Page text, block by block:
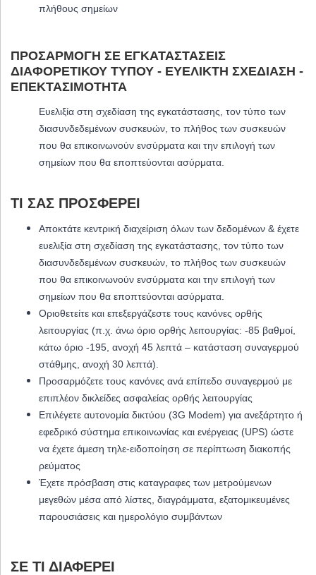
πλήθους σημείων
ΠΡΟΣΑΡΜΟΓΉ ΣΕ ΕΓΚΑΤΑΣΤΆΣΕΙΣ
ΔΙΑΦΟΡΕΤΙΚΟΎ ΤΎΠΟΥ - ΕΥΈΛΙΚΤΗ ΣΧΕΔΊΑΣΗ -
ΕΠΕΚΤΑΣΙΜΌΤΗΤΑ
Ευελιξία στη σχεδίαση της εγκατάστασης, τον τύπο των
διασυνδεδεμένων συσκευών, το πλήθος των συσκευών
που θα επικοινωνούν ενσύρματα και την επιλογή των
σημείων που θα εποπτεύονται ασύρματα.
ΤΙ ΣΑΣ ΠΡΟΣΦΈΡΕΙ
Αποκτάτε κεντρική διαχείριση όλων των δεδομένων & έχετε
ευελιξία στη σχεδίαση της εγκατάστασης, τον τύπο των
διασυνδεδεμένων συσκευών, το πλήθος των συσκευών
που θα επικοινωνούν ενσύρματα και την επιλογή των
σημείων που θα εποπτεύονται ασύρματα.
Οριοθετείτε και επεξεργάζεστε τους κανόνες ορθής
λειτουργίας (π.χ. άνω όριο ορθής λειτουργίας: -85 βαθμοί,
κάτω όριο -195, ανοχή 45 λεπτά – κατάσταση συναγερμού
στάθμης, ανοχή 30 λεπτά).
Προσαρμόζετε τους κανόνες ανά επίπεδο συναγερμού με
επιπλέον δικλείδες ασφαλείας ορθής λειτουργίας
Επιλέγετε αυτονομία δικτύου (3G Modem) για ανεξάρτητο ή
εφεδρικό σύστημα επικοινωνίας και ενέργειας (UPS) ώστε
να έχετε άμεση τηλε-ειδοποίηση σε περίπτωση διακοπής
ρεύματος
Έχετε πρόσβαση στις καταγραφες των μετρούμενων
μεγεθών μέσα από λίστες, διαγράμματα, εξατομικευμένες
παρουσιάσεις και ημερολόγιο συμβάντων
ΣΕ ΤΙ ΔΙΑΦΈΡΕΙ